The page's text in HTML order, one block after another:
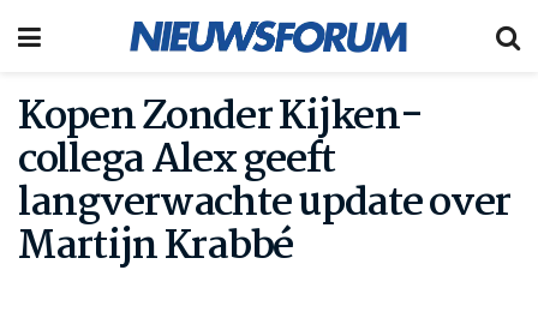
Kopen Zonder Kijken-
collega Alex geeft
langverwachte update over
Martijn Krabbé